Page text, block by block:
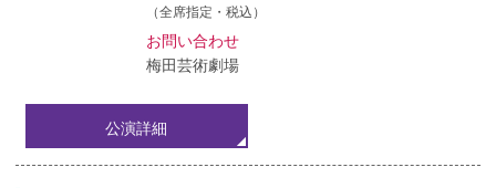
（全席指定・税込）
お問い合わせ
梅田芸術劇場
公演詳細